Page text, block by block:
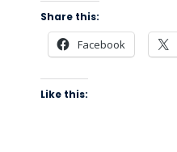
Share this:
Facebook
Like this: